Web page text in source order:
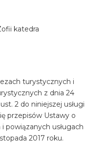
katedra
turystycznych i
z dnia 24
2 do niniejszej usługi
przepisów Ustawy o
powiązanych usługach
2017 roku.